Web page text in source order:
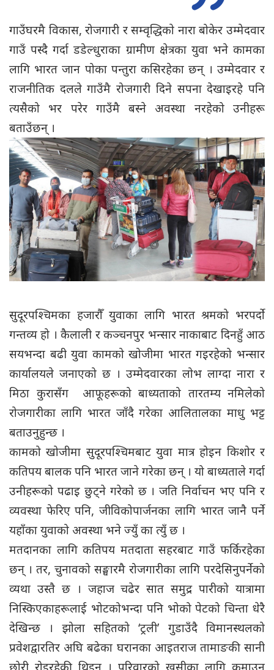
गाउँघरमै विकास, रोजगारी र सम्वृद्धिकाे नारा बोकेर उम्मेदवार
गाउँ पस्दै गर्दा डडेल्धुराका ग्रामीण क्षेत्रका युवा भने कामका
लागि भारत जान पोका पन्तुरा कसिरहेका छन् । उम्मेदवार र
राजनीतिक दलले गाउँमै रोजगारी दिने सपना देखाइरहे पनि
त्यसैको भर परेर गाउँमै बस्ने अवस्था नरहेको उनीहरू
बताउँछन् ।
सुदूरपश्चिमका हजारौँ युवाका लागि भारत श्रमको भरपर्दो
गन्तव्य हो । कैलाली र कञ्चनपुर भन्सार नाकाबाट दिनहुँ आठ
सयभन्दा बढी युवा कामको खोजीमा भारत गइरहेको भन्सार
कार्यालयले जनाएको छ । उम्मेदवारका लोभ लाग्दा नारा र
मिठा कुरासँग आफूहरूको बाध्यताको तारतम्य नमिलेको
रोजगारीका लागि भारत जाँदै गरेका आलितालका माधु भट्ट
बताउनुहुन्छ ।
कामको खोजीमा सुदूरपश्चिमबाट युवा मात्र होइन किशोर र
कतिपय बालक पनि भारत जाने गरेका छन् । यो बाध्यताले गर्दा
उनीहरूको पढाइ छुट्ने गरेको छ । जति निर्वाचन भए पनि र
व्यवस्था फेरिए पनि, जीविकोपार्जनका लागि भारत जानै पर्ने
यहाँका युवाको अवस्था भने ज्युँ का त्युँ छ ।
मतदानका लागि कतिपय मतदाता सहरबाट गाउँ फर्किरहेका
छन् । तर, चुनावको सङ्घारमै रोजगारीका लागि परदेसिनुपर्नेको
व्यथा उस्तै छ । जहाज चढेर सात समुद्र पारीको यात्रामा
निस्किएकाहरूलाई भोटकोभन्दा पनि भोको पेटको चिन्ता धेरै
देखिन्छ । झोला सहितको ‘ट्रली’ गुडाउँदै विमानस्थलको
प्रवेशद्वारतिर अघि बढेका घरानका आइतराज तामाङकी सानी